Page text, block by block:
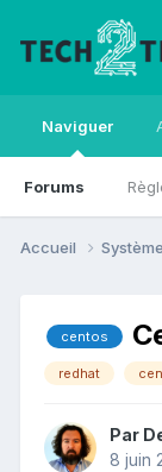
Naviguer
Forums
Accueil
centos
redhat
Par
8 juin